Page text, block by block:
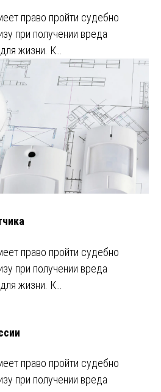
право пройти судебно
при получении вреда
жизни. К…
право пройти судебно
при получении вреда
жизни. К…
право пройти судебно
при получении вреда